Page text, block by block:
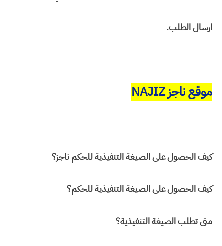
ارسال الطلب.
موقع ناجز NAJIZ
كيف الحصول على الصيغة التنفيذية للحكم ناجز؟
كيف الحصول على الصيغة التنفيذية للحكم؟
متى تطلب الصيغة التنفيذية؟